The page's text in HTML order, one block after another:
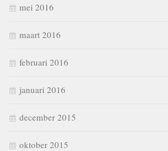
mei 2016
maart 2016
februari 2016
januari 2016
december 2015
oktober 2015